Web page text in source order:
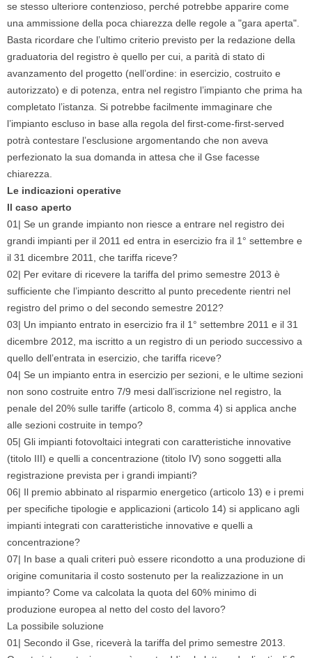
se stesso ulteriore contenzioso, perché potrebbe apparire come
una ammissione della poca chiarezza delle regole a "gara aperta".
Basta ricordare che l’ultimo criterio previsto per la redazione della
graduatoria del registro è quello per cui, a parità di stato di
avanzamento del progetto (nell’ordine: in esercizio, costruito e
autorizzato) e di potenza, entra nel registro l’impianto che prima ha
completato l’istanza. Si potrebbe facilmente immaginare che
l’impianto escluso in base alla regola del first-come-first-served
potrà contestare l’esclusione argomentando che non aveva
perfezionato la sua domanda in attesa che il Gse facesse
chiarezza.
Le indicazioni operative
Il caso aperto
01| Se un grande impianto non riesce a entrare nel registro dei
grandi impianti per il 2011 ed entra in esercizio fra il 1° settembre e
il 31 dicembre 2011, che tariffa riceve?
02| Per evitare di ricevere la tariffa del primo semestre 2013 è
sufficiente che l’impianto descritto al punto precedente rientri nel
registro del primo o del secondo semestre 2012?
03| Un impianto entrato in esercizio fra il 1° settembre 2011 e il 31
dicembre 2012, ma iscritto a un registro di un periodo successivo a
quello dell’entrata in esercizio, che tariffa riceve?
04| Se un impianto entra in esercizio per sezioni, e le ultime sezioni
non sono costruite entro 7/9 mesi dall’iscrizione nel registro, la
penale del 20% sulle tariffe (articolo 8, comma 4) si applica anche
alle sezioni costruite in tempo?
05| Gli impianti fotovoltaici integrati con caratteristiche innovative
(titolo III) e quelli a concentrazione (titolo IV) sono soggetti alla
registrazione prevista per i grandi impianti?
06| Il premio abbinato al risparmio energetico (articolo 13) e i premi
per specifiche tipologie e applicazioni (articolo 14) si applicano agli
impianti integrati con caratteristiche innovative e quelli a
concentrazione?
07| In base a quali criteri può essere ricondotto a una produzione di
origine comunitaria il costo sostenuto per la realizzazione in un
impianto? Come va calcolata la quota del 60% minimo di
produzione europea al netto del costo del lavoro?
La possibile soluzione
01| Secondo il Gse, riceverà la tariffa del primo semestre 2013.